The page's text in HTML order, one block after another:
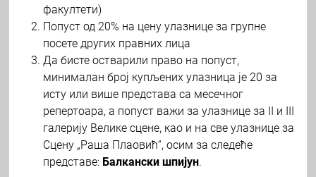
факултети)
Попуст од 20% на цену улазнице за групне
посете других правних лица
Да бисте остварили право на попуст,
минималан број купљених улазница је 20 за
исту или више представа са месечног
репертоара, а попуст важи за улазнице за II и III
галерију Велике сцене, као и на све улазнице за
Сцену „Раша Плаовић“, осим за следеће
представе: Балкански шпијун.